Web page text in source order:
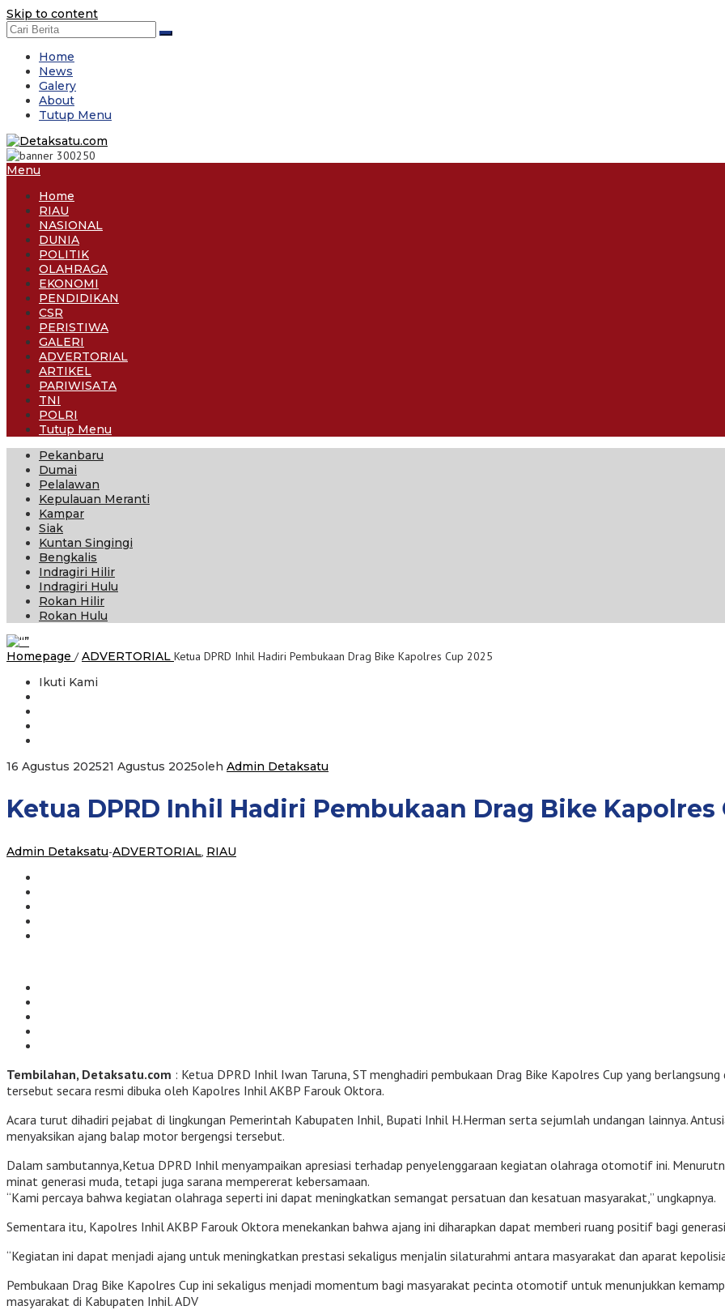
Skip to content
Home
News
Galery
About
Tutup Menu
Menu
Home
RIAU
NASIONAL
DUNIA
POLITIK
OLAHRAGA
EKONOMI
PENDIDIKAN
CSR
PERISTIWA
GALERI
ADVERTORIAL
ARTIKEL
PARIWISATA
TNI
POLRI
Tutup Menu
Pekanbaru
Dumai
Pelalawan
Kepulauan Meranti
Kampar
Siak
Kuntan Singingi
Bengkalis
Indragiri Hilir
Indragiri Hulu
Rokan Hilir
Rokan Hulu
Homepage / ADVERTORIAL Ketua DPRD Inhil Hadiri Pembukaan Drag Bike Kapolres Cup 2025
Ikuti Kami
16 Agustus 202521 Agustus 2025oleh Admin Detaksatu
Ketua DPRD Inhil Hadiri Pembukaan Drag Bike Kapolres
Admin Detaksatu-ADVERTORIAL, RIAU
Tembilahan, Detaksatu.com : Ketua DPRD Inhil Iwan Taruna, ST menghadiri pembukaan Drag Bike Kapolres Cup yang
tersebut secara resmi dibuka oleh Kapolres Inhil AKBP Farouk Oktora.
Acara turut dihadiri pejabat di lingkungan Pemerintah Kabupaten Inhil, Bupati Inhil H.Herman serta sejumlah undangan lainnya.
menyaksikan ajang balap motor bergengsi tersebut.
Dalam sambutannya,Ketua DPRD Inhil menyampaikan apresiasi terhadap penyelenggaraan kegiatan olahraga otomotif ini.
minat generasi muda, tetapi juga sarana mempererat kebersamaan.
“Kami percaya bahwa kegiatan olahraga seperti ini dapat meningkatkan semangat persatuan dan kesatuan masyarakat,” ungkapnya.
Sementara itu, Kapolres Inhil AKBP Farouk Oktora menekankan bahwa ajang ini diharapkan dapat memberi ruang positif bagi
“Kegiatan ini dapat menjadi ajang untuk meningkatkan prestasi sekaligus menjalin silaturahmi antara masyarakat dan aparat
Pembukaan Drag Bike Kapolres Cup ini sekaligus menjadi momentum bagi masyarakat pecinta otomotif untuk menunjukkan
masyarakat di Kabupaten Inhil. ADV